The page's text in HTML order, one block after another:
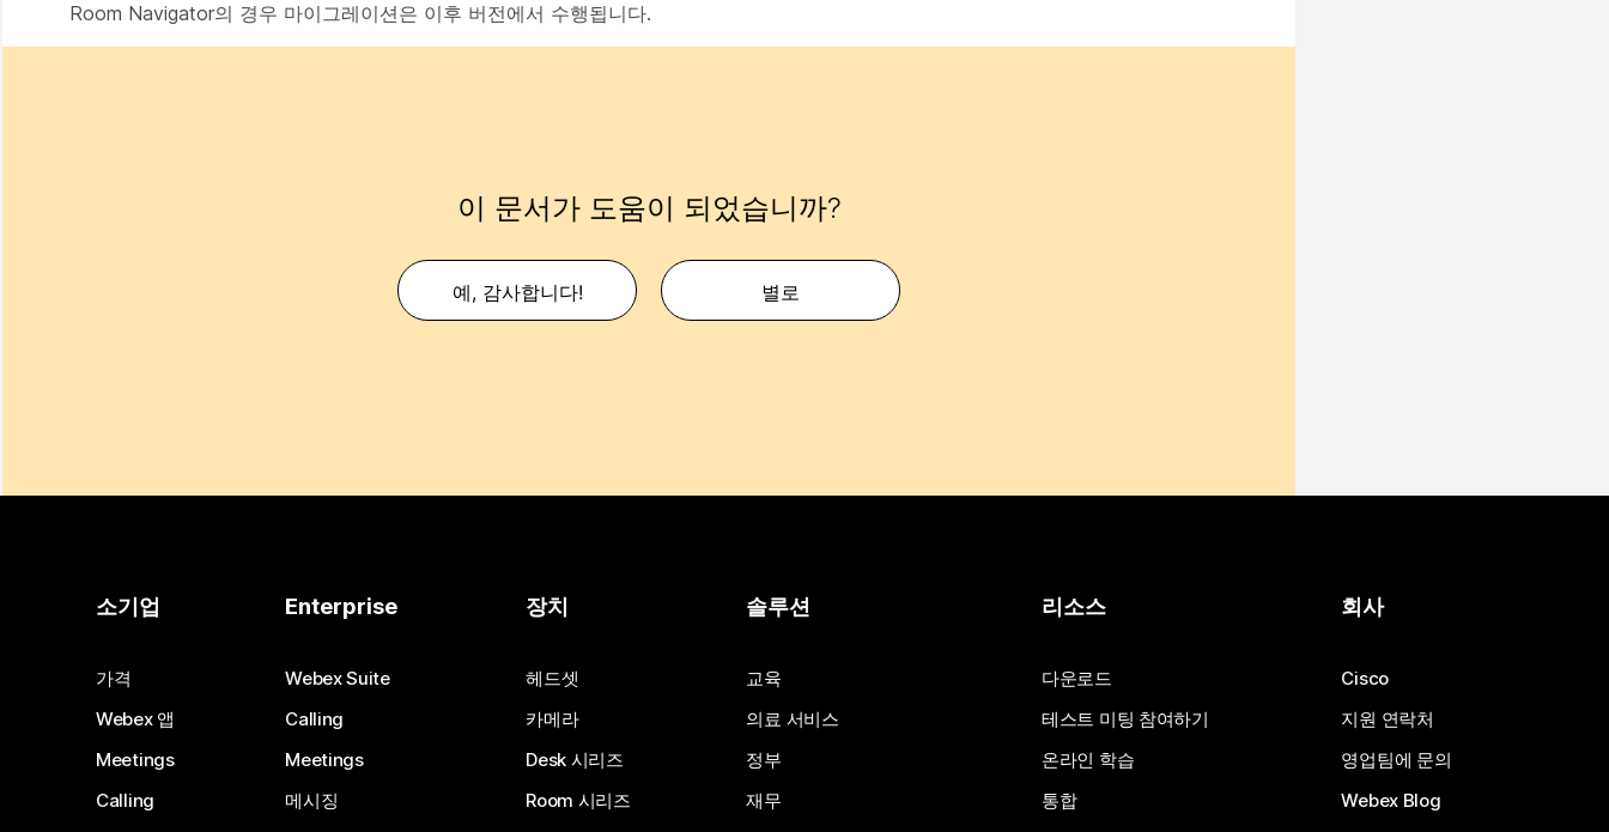
Room Navigator의 경우 마이그레이션은 이후 버전에서 수행됩니다.
이 문서가 도움이 되었습니까?
예, 감사합니다! 별로
소기업
가격
Webex 앱
Meetings
Calling
Enterprise
Webex Suite
Calling
Meetings
메시징
장치
헤드셋
카메라
Desk 시리즈
Room 시리즈
솔루션
교육
의료 서비스
정부
재무
리소스
다운로드
테스트 미팅 참여하기
온라인 학습
통합
회사
Cisco
지원 연락처
영업팀에 문의
Webex Blog